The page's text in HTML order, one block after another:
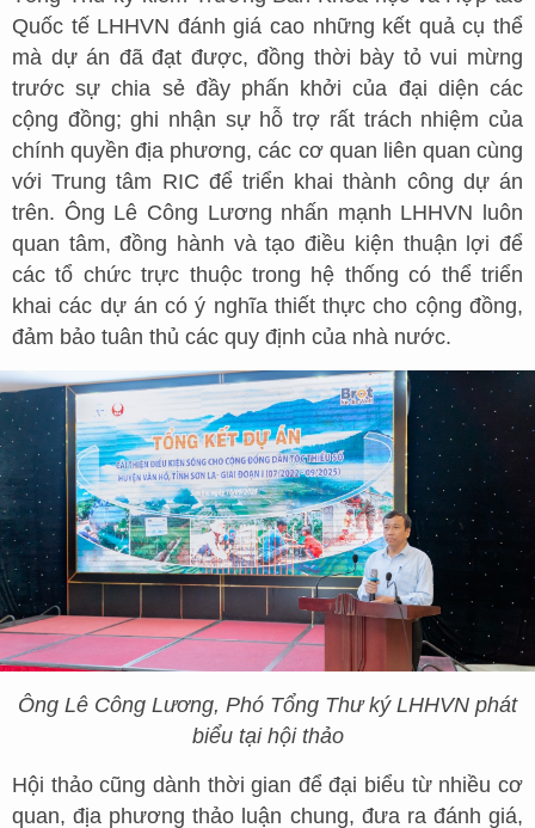
Quốc tế LHHVN đánh giá cao những kết quả cụ thể
mà dự án đã đạt được, đồng thời bày tỏ vui mừng
trước sự chia sẻ đầy phấn khởi của đại diện các
cộng đồng; ghi nhận sự hỗ trợ rất trách nhiệm của
chính quyền địa phương, các cơ quan liên quan cùng
với Trung tâm RIC để triển khai thành công dự án
trên. Ông Lê Công Lương nhấn mạnh LHHVN luôn
quan tâm, đồng hành và tạo điều kiện thuận lợi để
các tổ chức trực thuộc trong hệ thống có thể triển
khai các dự án có ý nghĩa thiết thực cho cộng đồng,
đảm bảo tuân thủ các quy định của nhà nước.
Ông Lê Công Lương, Phó Tổng Thư ký LHHVN phát
biểu tại hội thảo
Hội thảo cũng dành thời gian để đại biểu từ nhiều cơ
quan, địa phương thảo luận chung, đưa ra đánh giá,